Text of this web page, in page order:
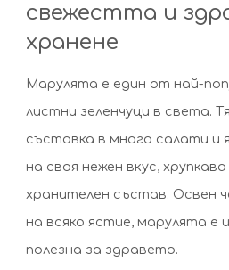
свежестта и
хранене
Марулята е един от най-
листни зеленчуци в света.
съставка в много салати и
на своя нежен вкус,
хранителен състав. Освен
на всяко ястие, марулята е
полезна за здравето.